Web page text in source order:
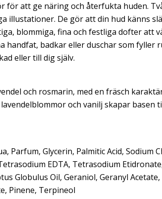
för att ge näring och återfukta huden.
illustationer. De gör att din hud känns
blommiga, fina och festliga dofter att
handfat, badkar eller duschar som fyller
eller till dig själv.
och rosmarin, med en fräsch
och vanilj skapar basen
Parfum, Glycerin, Palmitic Acid, Sodium
EDTA, Tetrasodium
Globulus Oil, Geraniol, Geranyl
Pinene, Terpineol